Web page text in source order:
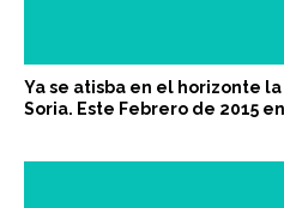
Ya se atisba en el horizonte
Soria. Este Febrero de 2015